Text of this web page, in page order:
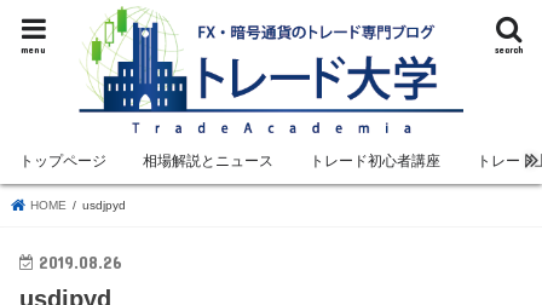
search
menu
トップページ 相場解説とニュース トレード初心者講座 トレード
HOME usdjpyd
2019.08.26
usdjpyd